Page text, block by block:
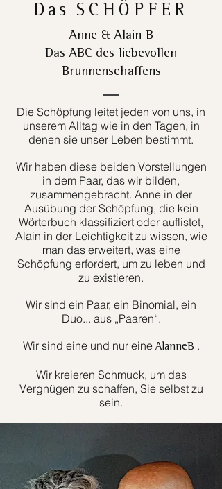
Das SCHÖPFER
Anne & Alain B
Das ABC des liebevollen
Brunnenschaffens
Die Schöpfung leitet jeden von uns, in
unserem Alltag wie in den Tagen, in
denen sie unser Leben bestimmt.
Wir haben diese beiden Vorstellungen
in dem Paar, das wir bilden,
zusammengebracht. Anne in der
Ausübung der Schöpfung, die kein
Wörterbuch klassifiziert oder auflistet,
Alain in der Leichtigkeit zu wissen, wie
man das erweitert, was eine
Schöpfung erfordert, um zu leben und
zu existieren.
Wir sind ein Paar, ein Binomial, ein
Duo... aus „Paaren“.
Wir sind eine und nur eine AlanneB .
Wir kreieren Schmuck, um das
Vergnügen zu schaffen, Sie selbst zu
sein.